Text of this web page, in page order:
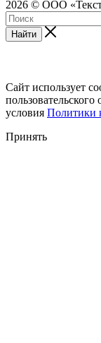
2026 © ООО
Найти
Сайт использует
условия Политики
Принять